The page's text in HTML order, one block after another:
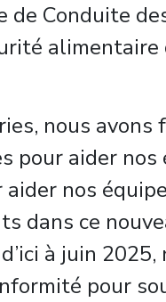
Conduite
nous avons
pour aider
nos
ce
à juin
pour